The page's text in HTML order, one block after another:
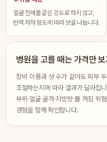
얼굴 전체를 같은 강도로 하지 않고,
탄력 저하 정도에 따라 샷을 나눕니다.
병원을 고를 때는 가격만
장비 이름과 샷 수가 같아도 피부
조절하는지에 따라 결과가 달라집
부위·얼굴 골격·지방량·볼 꺼짐 위
경험을 함께 확인합니다.